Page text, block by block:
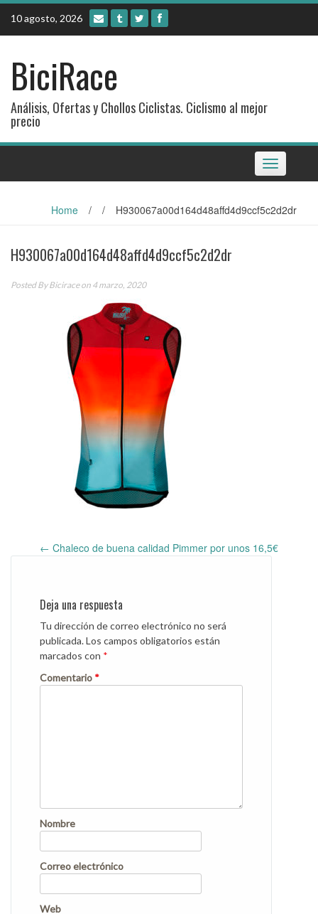
Skip
content
10 agosto, 2026
BiciRace
Análisis, Ofertas y Chollos Ciclistas. Ciclismo al mejor
precio
Toggle
navigation
Home / / H930067a00d164d48affd4d9ccf5c2d2dr
H930067a00d164d48affd4d9ccf5c2d2dr
Posted ByBiciraceon 4 marzo, 2020
Post
← Chaleco de buena calidad Pimmer por unos 16,5€
Deja una respuesta
Tu dirección de correo electrónico no será
publicada.Los campos obligatorios están
marcados con *
Comentario *
Nombre
Correo electrónico
Web